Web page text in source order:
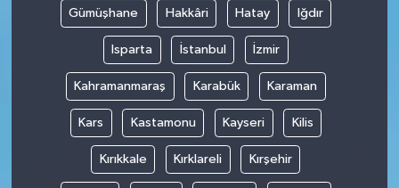
Gümüşhane Hakkâri Hatay Iğdır
Isparta İstanbul İzmir
Kahramanmaraş Karabük Karaman
Kars Kastamonu Kayseri Kilis
Kırıkkale Kırklareli Kırşehir